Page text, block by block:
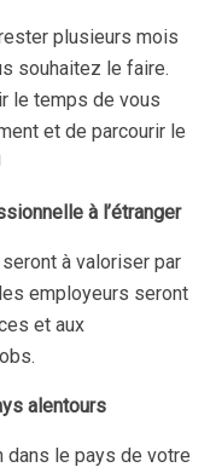
plusieurs mois
souhaitez le faire.
le temps de vous
et de parcourir le
à l’étranger
à valoriser par
employeurs seront
et aux
alentours
dans le pays de votre